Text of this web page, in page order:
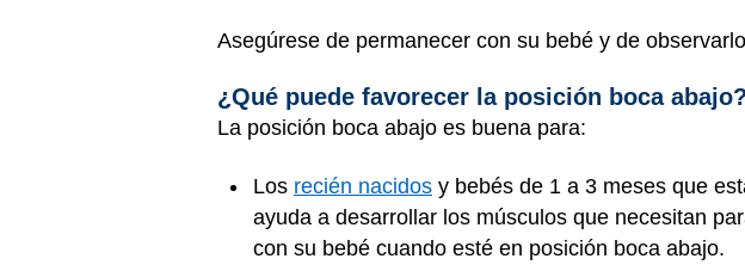
Asegúrese de permanecer con su bebé y de
¿Qué puede favorecer la posición boca abajo?
La posición boca abajo es buena para:
Los recién nacidos y bebés de 1 a 3 meses que
ayuda a desarrollar los músculos que necesitan
con su bebé cuando esté en posición boca abajo.